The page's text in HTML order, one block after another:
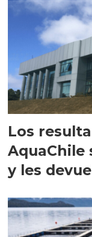
Los
AquaChile
y les